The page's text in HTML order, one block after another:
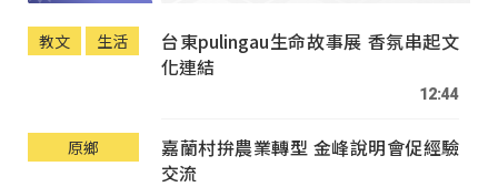
教文 生活
台東pulingau生命故事展 香氛串起文
化連結
12:44
原鄉
嘉蘭村拚農業轉型 金峰說明會促經驗
交流